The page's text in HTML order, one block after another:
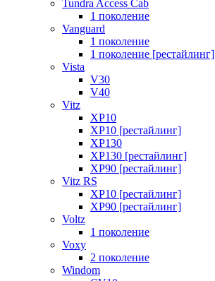
Tundra Access Cab
1 поколение
Vanguard
1 поколение
1 поколение [рестайлинг]
Vista
V30
V40
Vitz
XP10
XP10 [рестайлинг]
XP130
XP130 [рестайлинг]
XP90 [рестайлинг]
Vitz RS
XP10 [рестайлинг]
XP90 [рестайлинг]
Voltz
1 поколение
Voxy
2 поколение
Windom